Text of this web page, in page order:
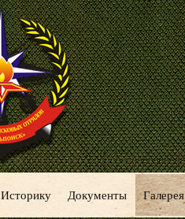
Историку Документы Галерея